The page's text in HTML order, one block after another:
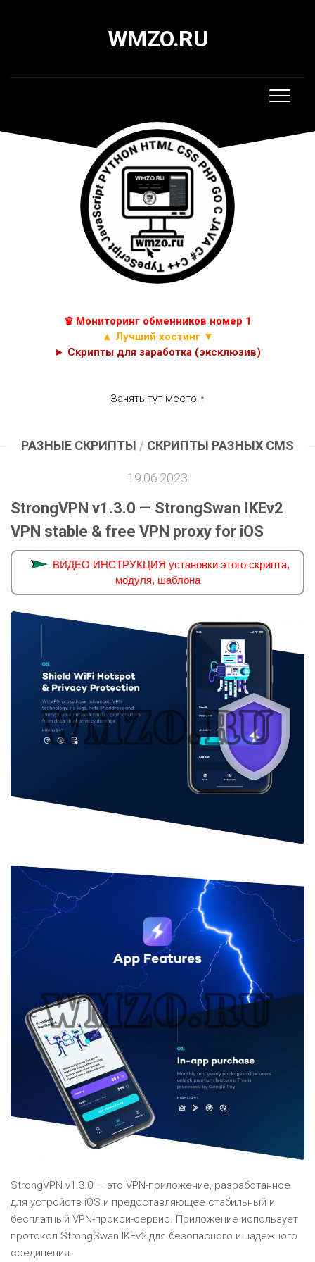
WMZO.RU
♛ Мониторинг обменников номер 1
▲ Лучший хостинг ▼
► Скрипты для заработка (эксклюзив)
Занять тут место ↑
РАЗНЫЕ СКРИПТЫ / СКРИПТЫ РАЗНЫХ CMS
19.06.2023
StrongVPN v1.3.0 — StrongSwan IKEv2
VPN stable & free VPN proxy for iOS
ВИДЕО ИНСТРУКЦИЯ установки этого скрипта,
модуля, шаблона
StrongVPN v1.3.0 — это VPN-приложение, разработанное
для устройств iOS и предоставляющее стабильный и
бесплатный VPN-прокси-сервис. Приложение использует
протокол StrongSwan IKEv2 для безопасного и надежного
соединения.